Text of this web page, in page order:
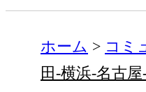
ホーム コミ
田-横浜-名古